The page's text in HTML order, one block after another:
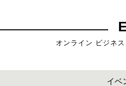
オンライン ビジネ
イベ